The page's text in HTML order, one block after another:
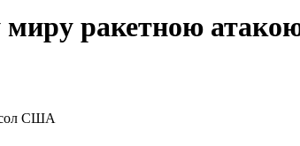
миру ракетною